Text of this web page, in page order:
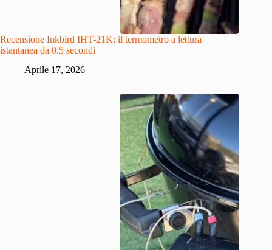
Recensione Inkbird IHT-21K: il termometro a lettura
istantanea da 0.5 secondi
Aprile 17, 2026